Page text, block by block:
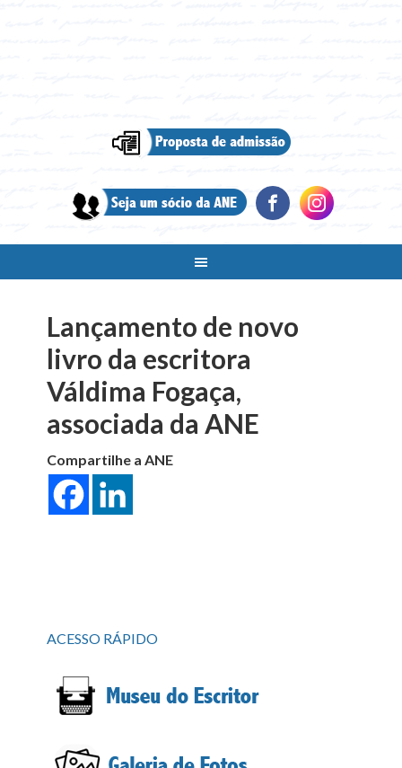
Lançamento de novo
livro da escritora
Váldima Fogaça,
associada da ANE
Compartilhe a ANE
ACESSO RÁPIDO